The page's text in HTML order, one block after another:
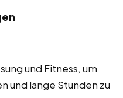
und Fitness, um
und lange Stunden zu